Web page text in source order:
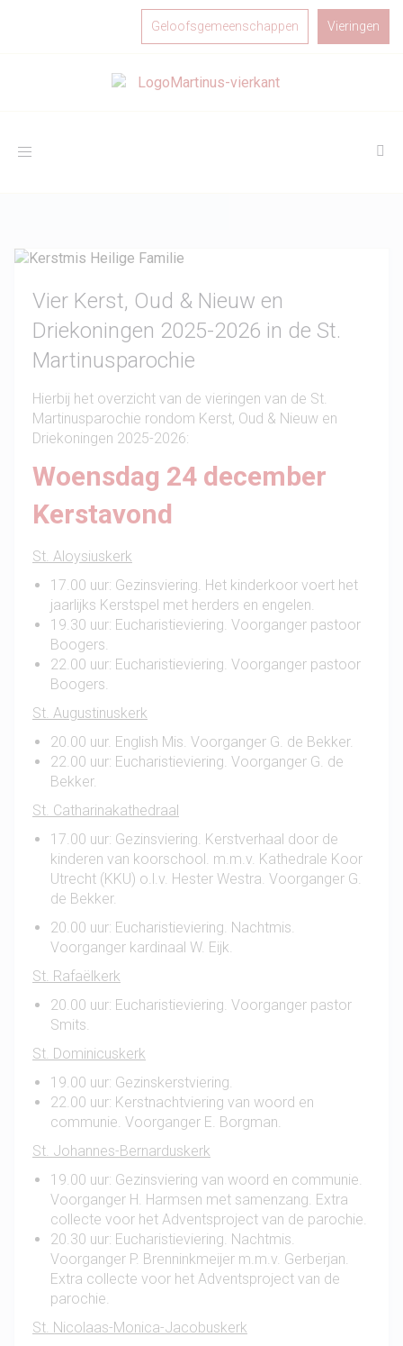
Geloofsgemeenschappen Vieringen
Toggle
Vier Kerst, Oud & Nieuw en
Driekoningen 2025-2026 in de St.
Martinusparochie
Hierbij het overzicht van de vieringen van de St.
Martinusparochie rondom Kerst, Oud & Nieuw en
Driekoningen 2025-2026:
Woensdag 24 december
Kerstavond
St. Aloysiuskerk
17.00 uur: Gezinsviering. Het kinderkoor voert het
jaarlijks Kerstspel met herders en engelen.
19.30 uur: Eucharistieviering. Voorganger pastoor
Boogers.
22.00 uur: Eucharistieviering. Voorganger pastoor
Boogers.
St. Augustinuskerk
20.00 uur. English Mis. Voorganger G. de Bekker.
22.00 uur: Eucharistieviering. Voorganger G. de
Bekker.
St. Catharinakathedraal
17.00 uur: Gezinsviering. Kerstverhaal door de
kinderen van koorschool. m.m.v. Kathedrale Koor
Utrecht (KKU) o.l.v. Hester Westra. Voorganger G.
de Bekker.
20.00 uur: Eucharistieviering. Nachtmis.
Voorganger kardinaal W. Eijk.
St. Rafaëlkerk
20.00 uur: Eucharistieviering. Voorganger pastor
Smits.
St. Dominicuskerk
19.00 uur: Gezinskerstviering.
22.00 uur: Kerstnachtviering van woord en
communie. Voorganger E. Borgman.
St. Johannes-Bernarduskerk
19.00 uur: Gezinsviering van woord en communie.
Voorganger H. Harmsen met samenzang. Extra
collecte voor het Adventsproject van de parochie.
20.30 uur: Eucharistieviering. Nachtmis.
Voorganger P. Brenninkmeijer m.m.v. Gerberjan.
Extra collecte voor het Adventsproject van de
parochie.
St. Nicolaas-Monica-Jacobuskerk